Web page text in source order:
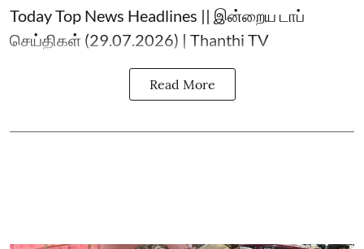
Today Top News Headlines || இன்றைய டாப்
செய்திகள் (29.07.2026) | Thanthi TV
Read More